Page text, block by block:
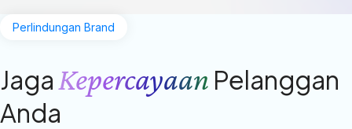
Perlindungan Brand
JagaKepercayaan Pelanggan
Anda